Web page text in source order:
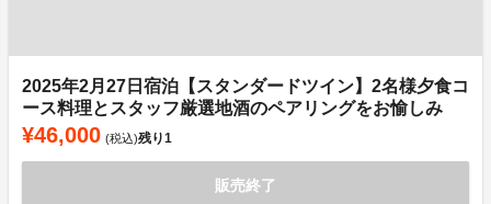
2025年2月27日宿泊【スタンダードツイン】2名様夕食コ
ース料理とスタッフ厳選地酒のペアリングをお愉しみ
¥46,000 (税込)残り1
販売終了